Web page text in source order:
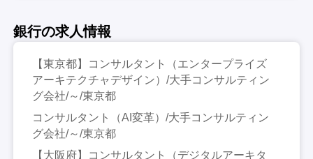
銀行の求人情報
【東京都】コンサルタント（エンタープライズ
アーキテクチャデザイン）/大手コンサルティン
グ会社/～/東京都
コンサルタント（AI変革）/大手コンサルティン
グ会社/～/東京都
【大阪府】コンサルタント（デジタルアーキタ